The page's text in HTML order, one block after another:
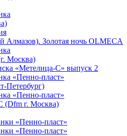
Алмазов). Золотая ночь OLMECA
Москва)
«Метелица-С» выпуск 2
«Пенно-пласт»
Петербург)
«Пенно-пласт»
г. Москва)
«Пенно-пласт»
«Пенно-пласт»